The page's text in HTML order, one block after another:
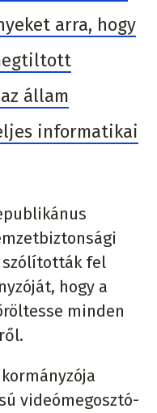
arra, hogy
állam
informatikai
szólították fel
hogy a
minden
videómegosztó-